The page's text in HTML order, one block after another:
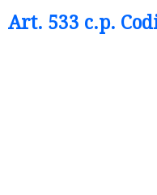
Art. 533 c.p.